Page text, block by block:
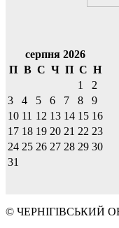
серпня 2026
П В С Ч П С Н
1
2
3
4 5 6 7 8
9
10 11 12 13 14 15 16
17 18 19 20 21 22 23
24 25 26 27 28 29 30
31
© ЧЕРНІГІВСЬКИЙ